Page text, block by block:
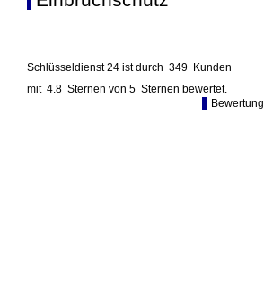
Schlüsseldienst 24 ist durch 349 Kunden
mit 4.8 Sternen von 5 Sternen bewertet.
Bewertung